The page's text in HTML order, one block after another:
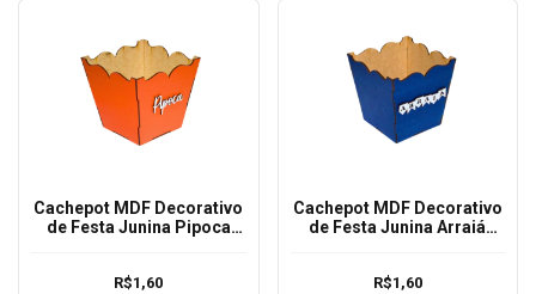
Cachepot MDF Decorativo
de Festa Junina Pipoca
R$1,60
Cachepot MDF Decorativo
de Festa Junina Arraiá
R$1,60